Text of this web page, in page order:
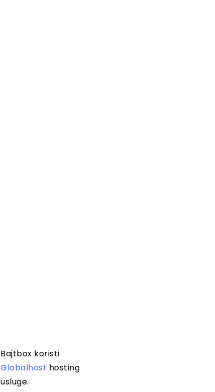
Bajtbox koristi
Globalhost hosting
usluge.